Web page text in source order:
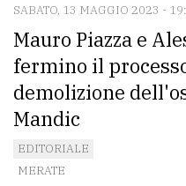
SABATO, 13 MAGGIO 2023 -
Mauro Piazza e
fermino il
demolizione
Mandic
EDITORIALE
MERATE